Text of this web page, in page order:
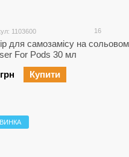
1103600 16
для самозамісу на
For Pods 30 мл
Купити